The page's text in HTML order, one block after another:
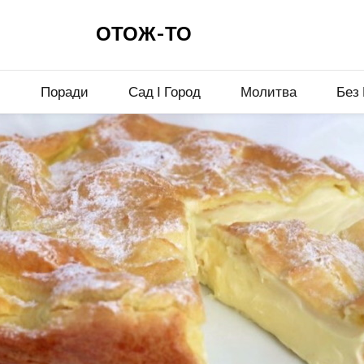
ОТОЖ-ТО
Поради Сад І Город Молитва Без